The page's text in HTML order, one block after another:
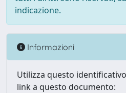
indicazione.
Informazioni
Utilizza questo
link a questo documento: